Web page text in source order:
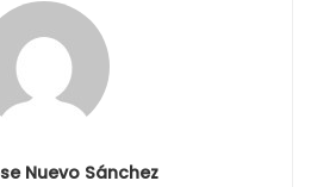
Nuevo Sánchez